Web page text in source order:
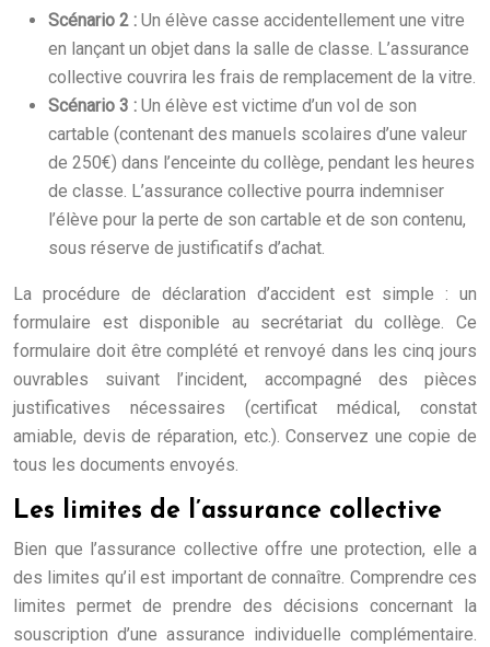
Scénario 2 : Un élève casse accidentellement une vitre
en lançant un objet dans la salle de classe. L’assurance
collective couvrira les frais de remplacement de la vitre.
Scénario 3 : Un élève est victime d’un vol de son
cartable (contenant des manuels scolaires d’une valeur
de 250€) dans l’enceinte du collège, pendant les heures
de classe. L’assurance collective pourra indemniser
l’élève pour la perte de son cartable et de son contenu,
sous réserve de justificatifs d’achat.
La procédure de déclaration d’accident est simple : un
formulaire est disponible au secrétariat du collège. Ce
formulaire doit être complété et renvoyé dans les cinq jours
ouvrables suivant l’incident, accompagné des pièces
justificatives nécessaires (certificat médical, constat
amiable, devis de réparation, etc.). Conservez une copie de
tous les documents envoyés.
Les limites de l’assurance collective
Bien que l’assurance collective offre une protection, elle a
des limites qu’il est important de connaître. Comprendre ces
limites permet de prendre des décisions concernant la
souscription d’une assurance individuelle complémentaire.